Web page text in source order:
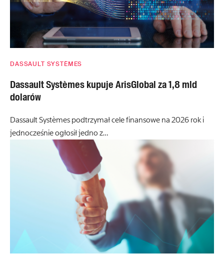
DASSAULT SYSTÈMES
Dassault Systèmes kupuje ArisGlobal za 1,8 mld
dolarów
Dassault Systèmes podtrzymał cele finansowe na 2026 rok i
jednocześnie ogłosił jedno z…